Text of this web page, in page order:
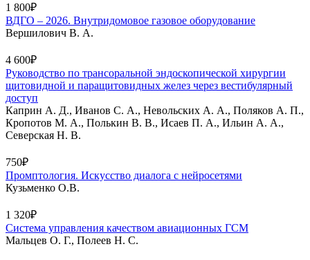
1 800₽
ВДГО – 2026. Внутридомовое газовое оборудование
Вершилович В. А.
4 600₽
Руководство по трансоральной эндоскопической хирургии
щитовидной и паращитовидных желез через вестибулярный
доступ
Каприн А. Д., Иванов С. А., Невольских А. А., Поляков А. П.,
Кропотов М. А., Полькин В. В., Исаев П. А., Ильин А. А.,
Северская Н. В.
750₽
Промптология. Искусство диалога с нейросетями
Кузьменко О.В.
1 320₽
Система управления качеством авиационных ГСМ
Мальцев О. Г., Полеев Н. С.